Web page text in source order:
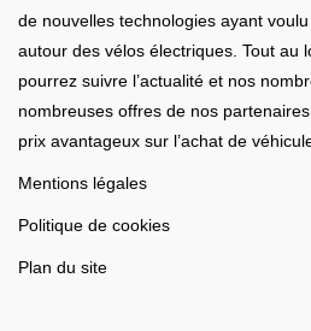
de nouvelles technologies ayant
autour des vélos électriques. Tout au
pourrez suivre l’actualité et nos
nombreuses offres de nos
prix avantageux sur l’achat de
Mentions légales
Politique de cookies
Plan du site